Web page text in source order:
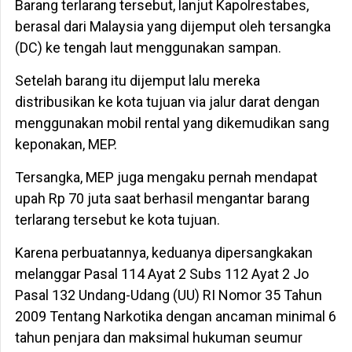
Barang terlarang tersebut, lanjut Kapolrestabes,
berasal dari Malaysia yang dijemput oleh tersangka
(DC) ke tengah laut menggunakan sampan.
Setelah barang itu dijemput lalu mereka
distribusikan ke kota tujuan via jalur darat dengan
menggunakan mobil rental yang dikemudikan sang
keponakan, MEP.
Tersangka, MEP juga mengaku pernah mendapat
upah Rp 70 juta saat berhasil mengantar barang
terlarang tersebut ke kota tujuan.
Karena perbuatannya, keduanya dipersangkakan
melanggar Pasal 114 Ayat 2 Subs 112 Ayat 2 Jo
Pasal 132 Undang-Udang (UU) RI Nomor 35 Tahun
2009 Tentang Narkotika dengan ancaman minimal 6
tahun penjara dan maksimal hukuman seumur